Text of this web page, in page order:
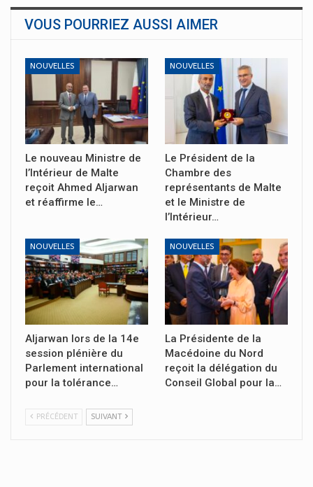
VOUS POURRIEZ AUSSI AIMER
NOUVELLES
Le nouveau Ministre de
l’Intérieur de Malte
reçoit Ahmed Aljarwan
et réaffirme le…
NOUVELLES
Le Président de la
Chambre des
représentants de Malte
et le Ministre de
l’Intérieur…
NOUVELLES
Aljarwan lors de la 14e
session plénière du
Parlement international
pour la tolérance…
NOUVELLES
La Présidente de la
Macédoine du Nord
reçoit la délégation du
Conseil Global pour la…
PRÉCÉDENT SUIVANT